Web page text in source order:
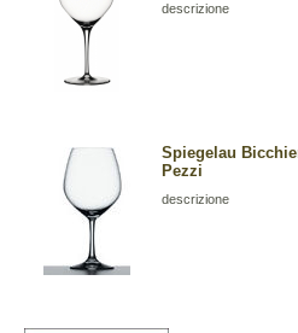
descrizione
Spiegelau
Pezzi
descrizione